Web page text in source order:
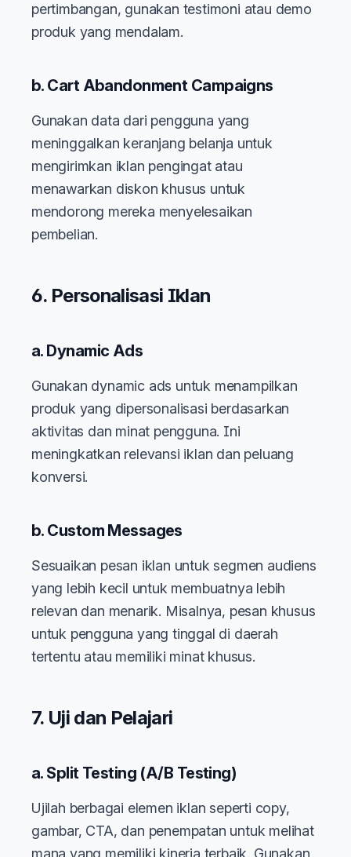
pertimbangan, gunakan testimoni atau demo
produk yang mendalam.
b. Cart Abandonment Campaigns
Gunakan data dari pengguna yang
meninggalkan keranjang belanja untuk
mengirimkan iklan pengingat atau
menawarkan diskon khusus untuk
mendorong mereka menyelesaikan
pembelian.
6. Personalisasi Iklan
a. Dynamic Ads
Gunakan dynamic ads untuk menampilkan
produk yang dipersonalisasi berdasarkan
aktivitas dan minat pengguna. Ini
meningkatkan relevansi iklan dan peluang
konversi.
b. Custom Messages
Sesuaikan pesan iklan untuk segmen audiens
yang lebih kecil untuk membuatnya lebih
relevan dan menarik. Misalnya, pesan khusus
untuk pengguna yang tinggal di daerah
tertentu atau memiliki minat khusus.
7. Uji dan Pelajari
a. Split Testing (A/B Testing)
Ujilah berbagai elemen iklan seperti copy,
gambar, CTA, dan penempatan untuk melihat
mana yang memiliki kinerja terbaik. Gunakan